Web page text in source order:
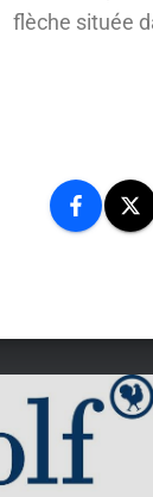
flèche située